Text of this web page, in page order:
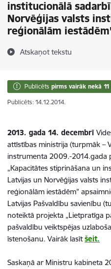
institucionālā
Norvēģijas valsts
reģionālām
Atskaņot tekstu
Publicēts pirms vairāk nekā 11
Publicēts: 14.12.2014.
2013. gada 14. decembrī
attīstības ministrija (turpmāk –
instrumenta 2009.-2014.gada
„Kapacitātes stiprināšana un
Latvijas un Norvēģijas valsts
reģionālām iestādēm”
Latvijas Pašvaldību savienību
noteiktā projekta „Lietpratīga
pašvaldību veiktspējas
īstenošanu. Vairāk lasītšeit.
Saskaņā ar Ministru kabineta